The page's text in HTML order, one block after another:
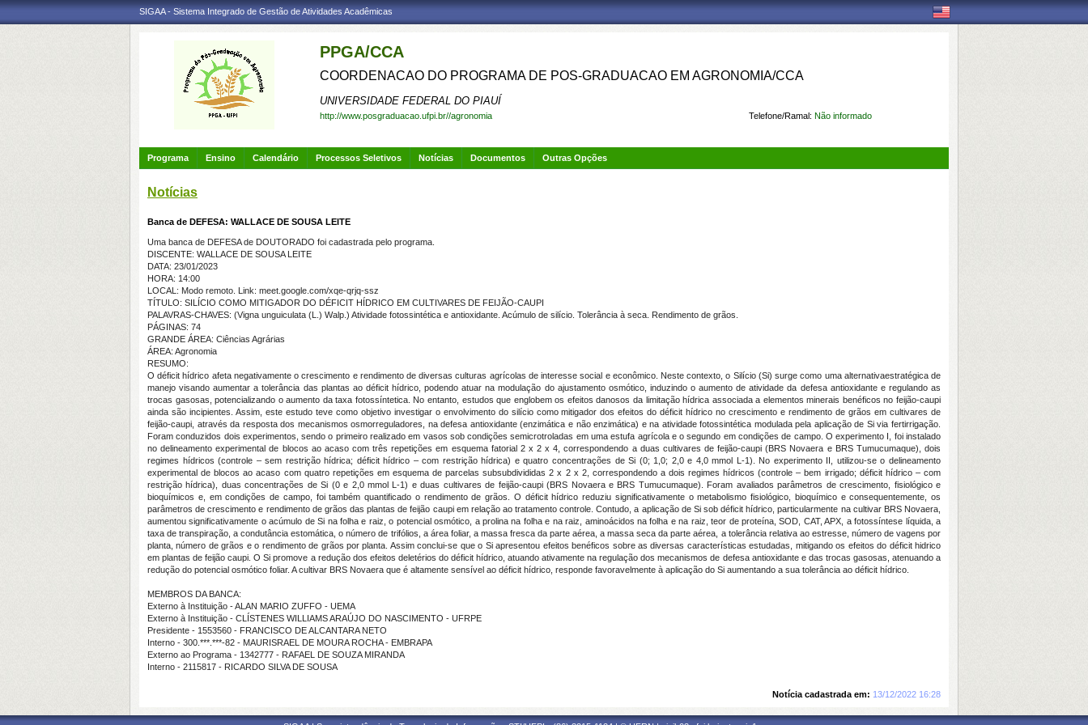
SIGAA - Sistema Integrado de Gestão de Atividades Acadêmicas
PPGA/CCA
COORDENACAO DO PROGRAMA DE POS-GRADUACAO EM AGRONOMIA/CCA
UNIVERSIDADE FEDERAL DO PIAUÍ
Telefone/Ramal: Não informado
http://www.posgraduacao.ufpi.br//agronomia
Programa Ensino Calendário Processos Seletivos Notícias Documentos Outras Opções
Notícias
Banca de DEFESA: WALLACE DE SOUSA LEITE
Uma banca de DEFESA de DOUTORADO foi cadastrada pelo programa.
DISCENTE: WALLACE DE SOUSA LEITE
DATA: 23/01/2023
HORA: 14:00
LOCAL: Modo remoto. Link: meet.google.com/xqe-qrjq-ssz
TÍTULO: SILÍCIO COMO MITIGADOR DO DÉFICIT HÍDRICO EM CULTIVARES DE FEIJÃO-CAUPI
PALAVRAS-CHAVES: (Vigna unguiculata (L.) Walp.) Atividade fotossintética e antioxidante. Acúmulo de silício. Tolerância à seca. Rendimento de grãos.
PÁGINAS: 74
GRANDE ÁREA: Ciências Agrárias
ÁREA: Agronomia
RESUMO:
O déficit hídrico afeta negativamente o crescimento e rendimento de diversas culturas agrícolas de interesse social e econômico. Neste contexto, o Silício (Si) surge como uma alternativaestratégica de
manejo visando aumentar a tolerância das plantas ao déficit hídrico, podendo atuar na modulação do ajustamento osmótico, induzindo o aumento de atividade da defesa antioxidante e regulando as
trocas gasosas, potencializando o aumento da taxa fotossíntetica. No entanto, estudos que englobem os efeitos danosos da limitação hídrica associada a elementos minerais benéficos no feijão-caupi
ainda são incipientes. Assim, este estudo teve como objetivo investigar o envolvimento do silício como mitigador dos efeitos do déficit hídrico no crescimento e rendimento de grãos em cultivares de
feijão-caupi, através da resposta dos mecanismos osmorreguladores, na defesa antioxidante (enzimática e não enzimática) e na atividade fotossintética modulada pela aplicação de Si via fertirrigação.
Foram conduzidos dois experimentos, sendo o primeiro realizado em vasos sob condições semicrotroladas em uma estufa agrícola e o segundo em condições de campo. O experimento I, foi instalado
no delineamento experimental de blocos ao acaso com três repetições em esquema fatorial 2 x 2 x 4, correspondendo a duas cultivares de feijão-caupi (BRS Novaera e BRS Tumucumaque), dois
regimes hídricos (controle – sem restrição hídrica; déficit hídrico – com restrição hídrica) e quatro concentrações de Si (0; 1,0; 2,0 e 4,0 mmol L -1). No experimento II, utilizou-se o delineamento
experimental de blocos ao acaso com quatro repetições em esquema de parcelas subsubdivididas 2 x 2 x 2, correspondendo a dois regimes hídricos (controle – bem irrigado; déficit hídrico – com
restrição hídrica), duas concentrações de Si (0 e 2,0 mmol L-1) e duas cultivares de feijão-caupi (BRS Novaera e BRS Tumucumaque). Foram avaliados parâmetros de crescimento, fisiológico e
bioquímicos e, em condições de campo, foi também quantificado o rendimento de grãos. O déficit hídrico reduziu significativamente o metabolismo fisiológico, bioquímico e consequentemente, os
parâmetros de crescimento e rendimento de grãos das plantas de feijão caupi em relação ao tratamento controle. Contudo, a aplicação de Si sob déficit hídrico, particularmente na cultivar BRS Novaera,
aumentou significativamente o acúmulo de Si na folha e raiz, o potencial osmótico, a prolina na folha e na raiz, aminoácidos na folha e na raiz, teor de proteína, SOD, CAT, APX, a fotossíntese líquida, a
taxa de transpiração, a condutância estomática, o número de trifólios, a área foliar, a massa fresca da parte aérea, a massa seca da parte aérea, a tolerância relativa ao estresse, número de vagens por
planta, número de grãos e o rendimento de grãos por planta. Assim conclui-se que o Si apresentou efeitos benéficos sobre as diversas características estudadas, mitigando os efeitos do déficit hidrico
em plantas de feijão caupi. O Si promove a redução dos efeitos deletérios do déficit hídrico, atuando ativamente na regulação dos mecanismos de defesa antioxidante e das trocas gasosas, atenuando a
redução do potencial osmótico foliar. A cultivar BRS Novaera que é altamente sensível ao déficit hídrico, responde favoravelmente à aplicação do Si aumentando a sua tolerância ao déficit hídrico.
MEMBROS DA BANCA:
Externo à Instituição - ALAN MARIO ZUFFO - UEMA
Externo à Instituição - CLÍSTENES WILLIAMS ARAÚJO DO NASCIMENTO - UFRPE
Presidente - 1553560 - FRANCISCO DE ALCANTARA NETO
Interno - 300.***.***-82 - MAURISRAEL DE MOURA ROCHA - EMBRAPA
Externo ao Programa - 1342777 - RAFAEL DE SOUZA MIRANDA
Interno - 2115817 - RICARDO SILVA DE SOUSA
Notícia cadastrada em: 13/12/2022 16:28